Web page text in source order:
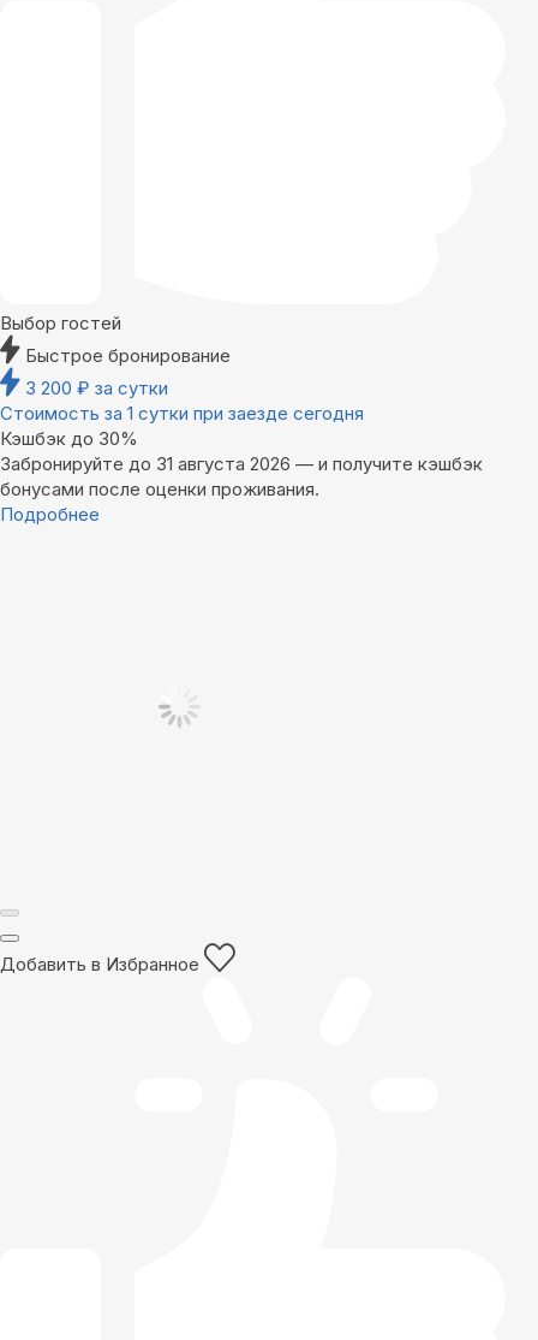
Выбор гостей
Быстрое бронирование
3 200 ₽ за сутки
Стоимость за 1 сутки при заезде сегодня
Кэшбэк до 30%
Забронируйте до 31 августа 2026 — и получите кэшбэк
бонусами после оценки проживания.
Подробнее
Добавить в Избранное